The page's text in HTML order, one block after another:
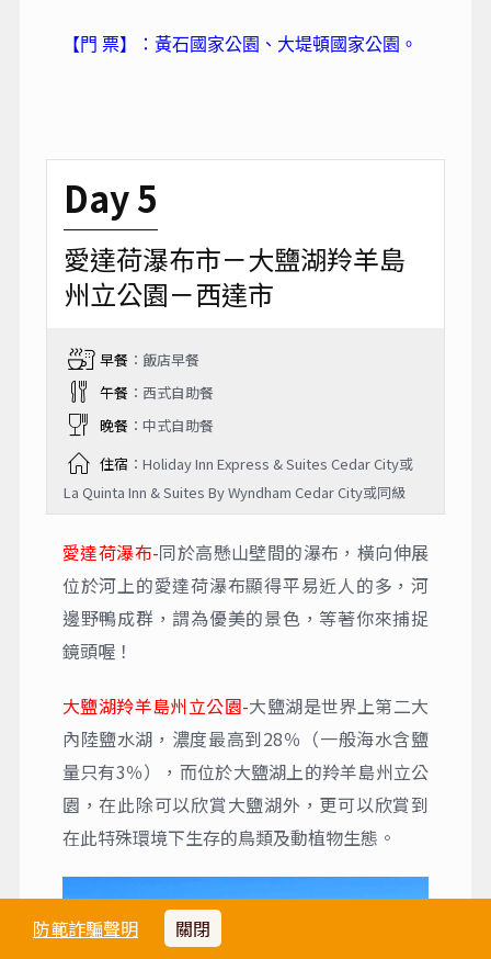
防範詐騙聲明 關閉
【門 票】：黃石國家公園、大堤頓國家公園。
Day 5
愛達荷瀑布市－大鹽湖羚羊島
州立公園－西達市
早餐：飯店早餐
午餐：西式自助餐
晚餐：中式自助餐
住宿 ：Holiday Inn Express & Suites Cedar City或
La Quinta Inn & Suites By Wyndham Cedar City或同級
愛達荷瀑布-同於高懸山壁間的瀑布，橫向伸展
位於河上的愛達荷瀑布顯得平易近人的多，河
邊野鴨成群，謂為優美的景色，等著你來捕捉
鏡頭喔！
大鹽湖羚羊島州立公園-大鹽湖是世界上第二大
內陸鹽水湖，濃度最高到28％（一般海水含鹽
量只有3％），而位於大鹽湖上的羚羊島州立公
園，在此除可以欣賞大鹽湖外，更可以欣賞到
在此特殊環境下生存的鳥類及動植物生態。